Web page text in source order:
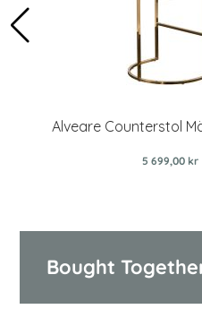
Alveare Counterstol
5 699,00 kr
Bought